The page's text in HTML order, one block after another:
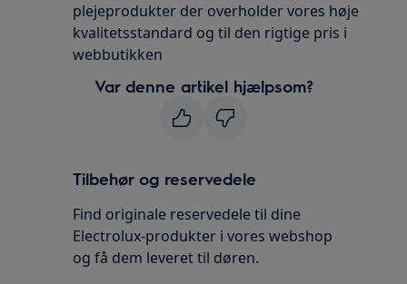
plejeprodukter der overholder vores høje
kvalitetsstandard og til den rigtige pris i
webbutikken
Var denne artikel hjælpsom?
Tilbehør og reservedele
Find originale reservedele til dine
Electrolux-produkter i vores webshop
og få dem leveret til døren.